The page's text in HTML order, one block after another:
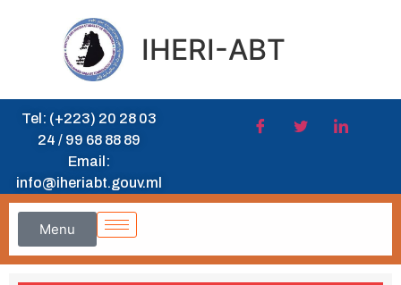
IHERI-ABT
Tel: (+223) 20 28 03
24 / 99 68 88 89
Email:
info@iheriabt.gouv.ml
Menu